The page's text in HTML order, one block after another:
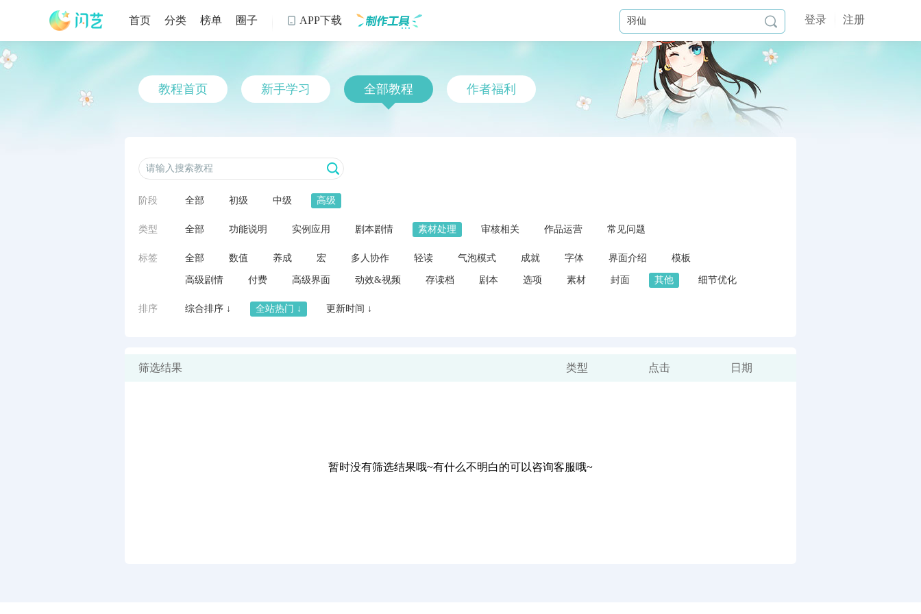
首页 分类 榜单 圈子  APP下载 登录 注册

教程首页 新手学习 全部教程 作者福利
阶段 全部 初级 中级 高级
类型 全部 功能说明 实例应用 剧本剧情 素材处理 审核相关 作品运营 常见问题
标签 全部 数值 养成 宏 多人协作 轻读 气泡模式 成就 字体 界面介绍 模板
高级剧情 付费 高级界面 动效&视频 存读档 剧本 选项 素材 封面 其他 细节优化
排序 综合排序 ↓ 全站热门 ↓ 更新时间 ↓
筛选结果 类型 点击 日期
暂时没有筛选结果哦~有什么不明白的可以咨询客服哦~